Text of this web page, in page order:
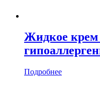
Жидкое крем
Подробнее